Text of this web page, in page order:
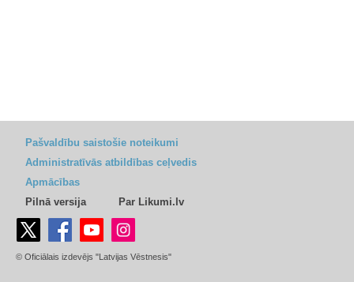
Pašvaldību saistošie noteikumi
Administratīvās atbildības ceļvedis
Apmācības
Pilnā versija
Par Likumi.lv
© Oficiālais izdevējs "Latvijas Vēstnesis"